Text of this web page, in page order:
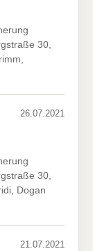
30,
26.07.2021
30,
Dogan
21.07.2021